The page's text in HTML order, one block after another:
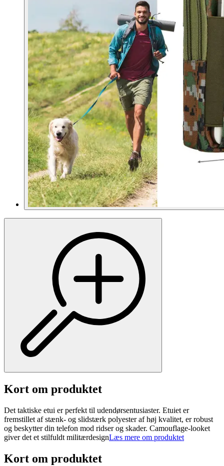
Kort om produktet
Det taktiske etui er perfekt til udendørsentusiaster. Etuiet er
fremstillet af stænk- og slidstærk polyester af høj kvalitet, er robust
og beskytter din telefon mod ridser og skader. Camouflage-looket
giver det et stilfuldt militærdesignLæs mere om produktet
Kort om produktet